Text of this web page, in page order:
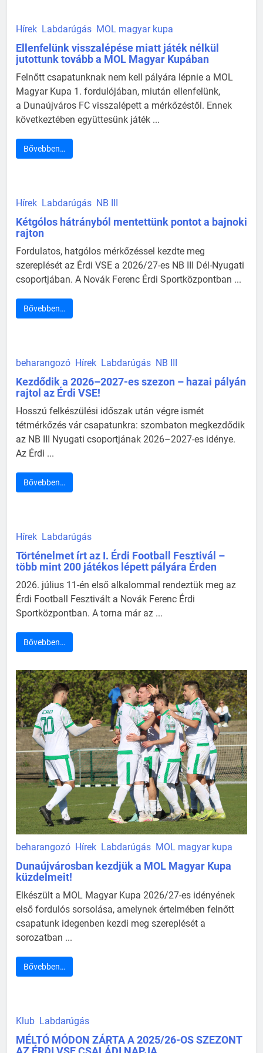
Hírek Labdarúgás MOL magyar kupa
Ellenfelünk visszalépése miatt játék nélkül
jutottunk tovább a MOL Magyar Kupában
Felnőtt csapatunknak nem kell pályára lépnie a MOL
Magyar Kupa 1. fordulójában, miután ellenfelünk,
a Dunaújváros FC visszalépett a mérkőzéstől. Ennek
következtében együttesünk játék ...
Bővebben…
Hírek Labdarúgás NB III
Kétgólos hátrányból mentettünk pontot a bajnoki
rajton
Fordulatos, hatgólos mérkőzéssel kezdte meg
szereplését az Érdi VSE a 2026/27-es NB III Dél-Nyugati
csoportjában. A Novák Ferenc Érdi Sportközpontban ...
Bővebben…
beharangozó Hírek Labdarúgás NB III
Kezdődik a 2026–2027-es szezon – hazai pályán
rajtol az Érdi VSE!
Hosszú felkészülési időszak után végre ismét
tétmérkőzés vár csapatunkra: szombaton megkezdődik
az NB III Nyugati csoportjának 2026–2027-es idénye.
Az Érdi ...
Bővebben…
Hírek Labdarúgás
Történelmet írt az I. Érdi Football Fesztivál –
több mint 200 játékos lépett pályára Érden
2026. július 11-én első alkalommal rendeztük meg az
Érdi Football Fesztivált a Novák Ferenc Érdi
Sportközpontban. A torna már az ...
Bővebben…
beharangozó Hírek Labdarúgás MOL magyar kupa
Dunaújvárosban kezdjük a MOL Magyar Kupa
küzdelmeit!
Elkészült a MOL Magyar Kupa 2026/27-es idényének
első fordulós sorsolása, amelynek értelmében felnőtt
csapatunk idegenben kezdi meg szereplését a
sorozatban ...
Bővebben…
Klub Labdarúgás
MÉLTÓ MÓDON ZÁRTA A 2025/26-OS SZEZONT